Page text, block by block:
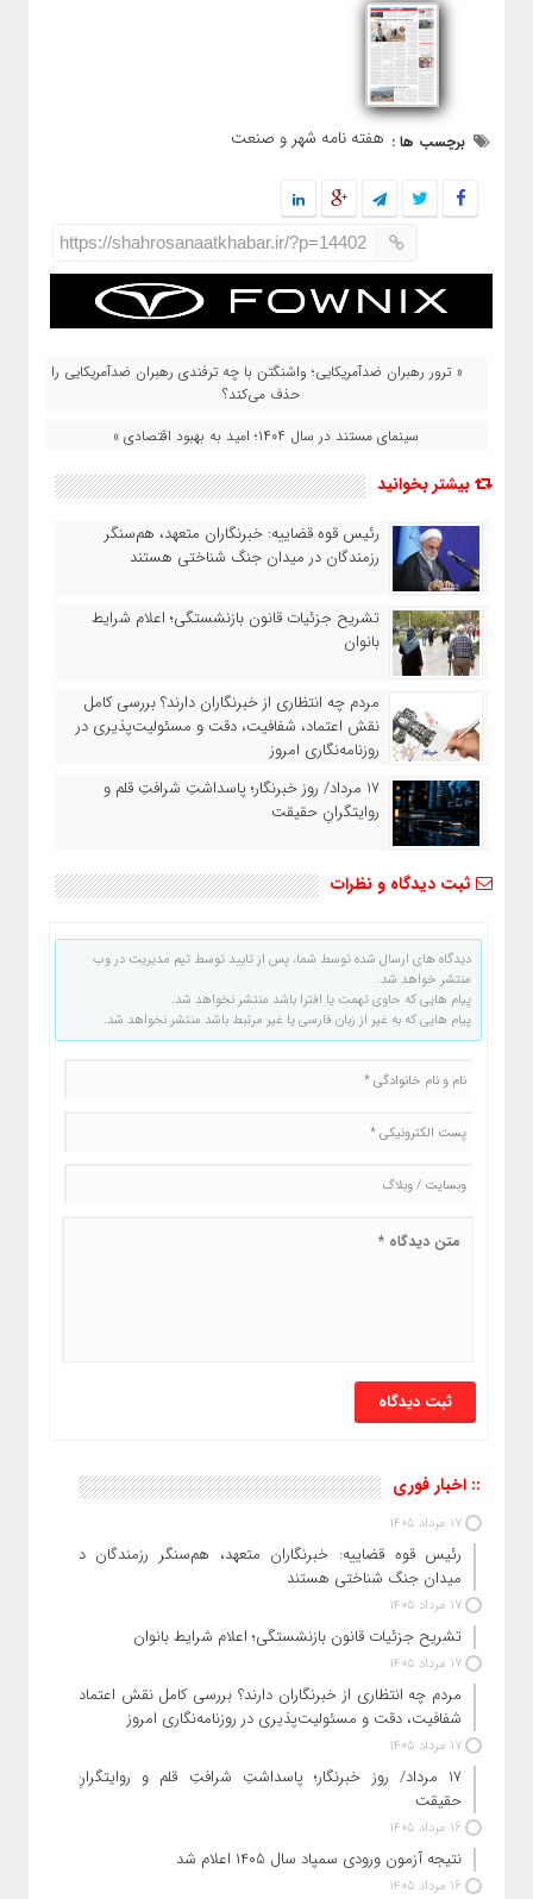
برچسب ها : هفته نامه شهر و صنعت
https://shahrosanaatkhabar.ir/?p=14402
« ترور رهبران ضدآمریکایی؛ واشنگتن با چه ترفندی رهبران ضدآمریکایی را
حذف می‌کند؟
سینمای مستند در سال ۱۴۰۴؛ امید به بهبود اقتصادی »
بیشتر بخوانید
رئیس قوه قضاییه: خبرنگاران متعهد، هم‌سنگر
رزمندگان در میدان جنگ شناختی هستند
تشریح جزئیات قانون بازنشستگی؛ اعلام شرایط
بانوان
مردم چه انتظاری از خبرنگاران دارند؟ بررسی کامل
نقش اعتماد، شفافیت، دقت و مسئولیت‌پذیری در
روزنامه‌نگاری امروز
۱۷ مرداد/ روز خبرنگار؛ پاسداشتِ شرافتِ قلم و
روایتگرانِ حقیقت
ثبت دیدگاه و نظرات
دیدگاه های ارسال شده توسط شما، پس از تایید توسط تیم مدیریت در وب
منتشر خواهد شد.
پیام هایی که حاوی تهمت یا افترا باشد منتشر نخواهد شد.
پیام هایی که به غیر از زبان فارسی یا غیر مرتبط باشد منتشر نخواهد شد.
:: اخبار فوری
17 مرداد 1405
رئیس قوه قضاییه: خبرنگاران متعهد، هم‌سنگر رزمندگان در
میدان جنگ شناختی هستند
17 مرداد 1405
تشریح جزئیات قانون بازنشستگی؛ اعلام شرایط بانوان
17 مرداد 1405
مردم چه انتظاری از خبرنگاران دارند؟ بررسی کامل نقش اعتماد،
شفافیت، دقت و مسئولیت‌پذیری در روزنامه‌نگاری امروز
17 مرداد 1405
۱۷ مرداد/ روز خبرنگار؛ پاسداشتِ شرافتِ قلم و روایتگرانِ
حقیقت
16 مرداد 1405
نتیجه آزمون ورودی سمپاد سال ۱۴۰۵ اعلام شد
16 مرداد 1405